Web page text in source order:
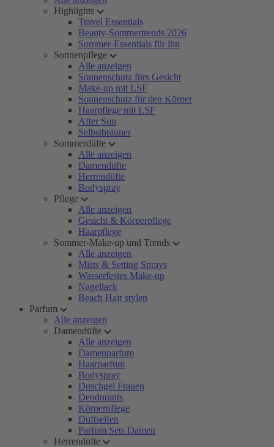
Highlights
Travel Essentials
Beauty-Sommertrends 2026
Sommer-Essentials für ihn
Sonnenpflege
Alle anzeigen
Sonnenschutz fürs Gesicht
Make-up mit LSF
Sonnenschutz für den Körper
Haarpflege mit LSF
After Sun
Selbstbräuner
Sommerdüfte
Alle anzeigen
Damendüfte
Herrendüfte
Bodyspray
Pflege
Alle anzeigen
Gesicht & Körperpflege
Haarpflege
Sommer-Make-up und Trends
Alle anzeigen
Mists & Setting Sprays
Wasserfestes Make-up
Nagellack
Beach Hair stylen
Parfum
Alle anzeigen
Damendüfte
Alle anzeigen
Damenparfum
Haarparfum
Bodyspray
Duschgel Frauen
Deodorants
Körperpflege
Duftseifen
Parfum Sets Damen
Herrendüfte